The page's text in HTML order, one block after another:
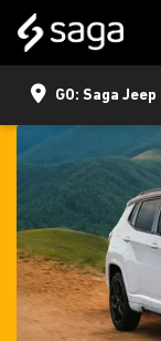
GO: Saga